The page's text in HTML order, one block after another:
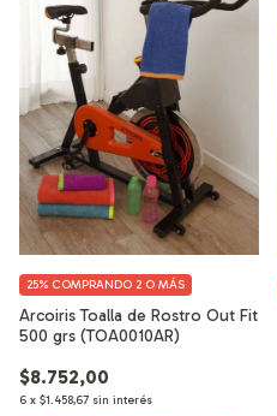
Arcoiris Toalla de Rostro Out Fit
500 grs (TOA0010AR)
$8.752,00
6 x $1.458,67 sin interés
25% COMPRANDO 2 O MÁS